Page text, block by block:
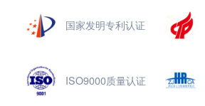
国家发明专利认证
ISO9000质量认证